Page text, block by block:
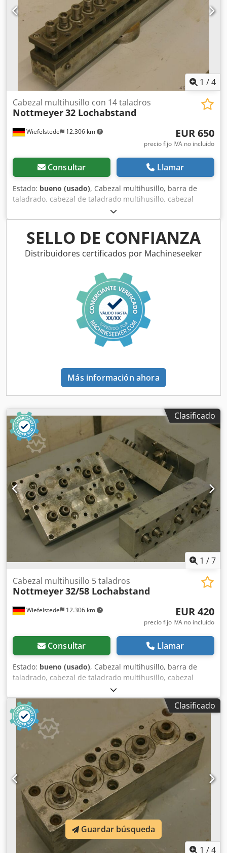
1 /4
Wiefelstede 12.306 km
Cabezal multihusillo con 14 taladros
Nottmeyer32 Lochabstand
EUR 650
precio fijo IVA no incluído
Consultar Llamar
Estado: bueno (usado), Cabezal multihusillo, barra de
taladrado, cabezal de taladrado multihusillo, cabezal
multihusillo articulado, taladradora de múltiples husillos
en línea, cabezal de taladrado para pasadores,
taladradora para pasadores, transmisión de taladrado -
Cantidad: máx. 14 brocas Csdpfsb A R Icsx Aguerf -
Portabrocas: M10 -Giro: alternado, a la derecha/izquierda -
SELLO DE CONFIANZA
Distribuidores certificados por Machineseeker
Más información ahora
Clasificado
1 /7
Wiefelstede 12.306 km
Cabezal multihusillo 5 taladros
Nottmeyer32/58 Lochabstand
EUR 420
precio fijo IVA no incluído
Consultar Llamar
Estado: bueno (usado), Cabezal multihusillo, barra de
taladrado, cabezal de taladrado multihusillo, cabezal
multihusillo articulado, taladradora de filas, cabezal de
taladrado para tornillos, taladradora para tornillos,
sistema de engranajes para taladrar -Cantidad: máx. 5
brocas -Portabrocas: M8 -Giro a la derecha/izquierda:
alternado -Distancia entre brocas: 32/58 mm -
Dimensiones: 250/90/A100 mm Codpeb A R Itsfx Agujrf -
Clasificado
1 /4
Guardar búsqueda